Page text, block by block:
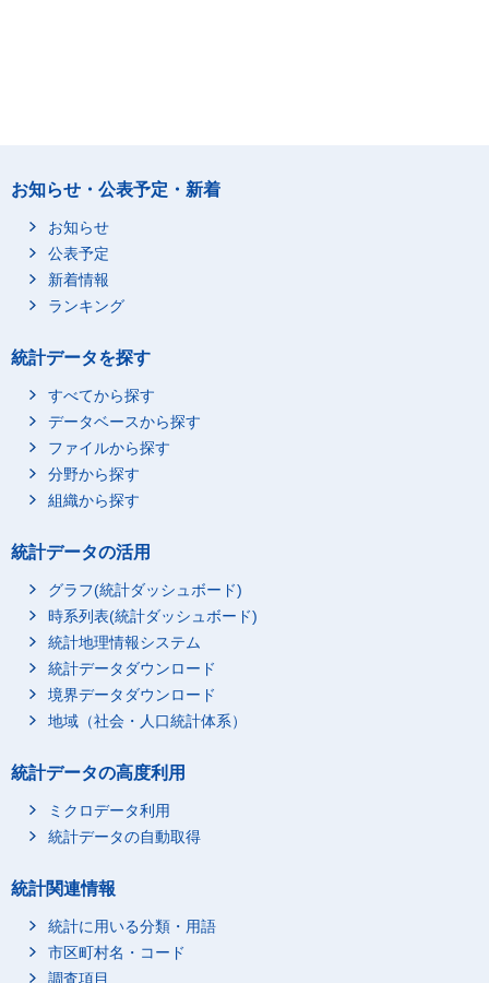
お知らせ・公表予定・新着
お知らせ
公表予定
新着情報
ランキング
統計データを探す
すべてから探す
データベースから探す
ファイルから探す
分野から探す
組織から探す
統計データの活用
グラフ(統計ダッシュボード)
時系列表(統計ダッシュボード)
統計地理情報システム
統計データダウンロード
境界データダウンロード
地域（社会・人口統計体系）
統計データの高度利用
ミクロデータ利用
統計データの自動取得
統計関連情報
統計に用いる分類・用語
市区町村名・コード
調査項目